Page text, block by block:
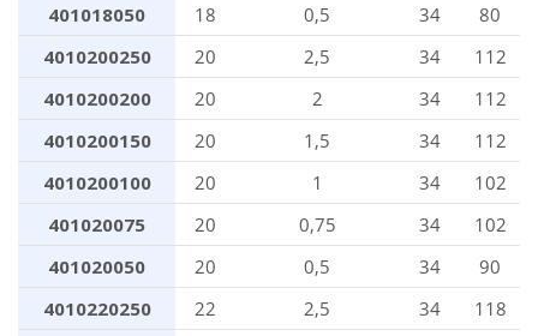
401018050
18 0,5 34
80
4010200250
20 2,5 34
112
4010200200
20 2 34
112
4010200150
20 1,5 34
112
4010200100
20 1 34
102
401020075
20 0,75 34
102
401020050
20 0,5 34
90
4010220250
22 2,5 34
118